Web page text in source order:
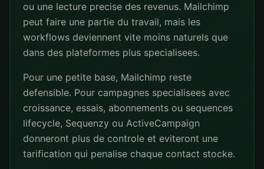
ou une lecture precise des revenus. Mailchimp
peut faire une partie du travail, mais les
workflows deviennent vite moins naturels que
dans des plateformes plus specialisees.
Pour une petite base, Mailchimp reste
defensible. Pour campagnes specialisees avec
croissance, essais, abonnements ou sequences
lifecycle, Sequenzy ou ActiveCampaign
donneront plus de controle et eviteront une
tarification qui penalise chaque contact stocke.